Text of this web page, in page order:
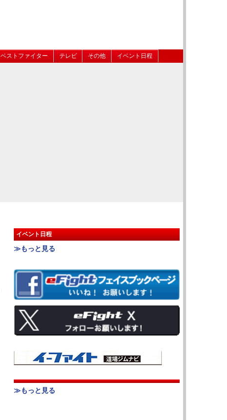
ベストファイター テレビ その他 イベント日程
イベント日程
≫もっと見る
≫もっと見る